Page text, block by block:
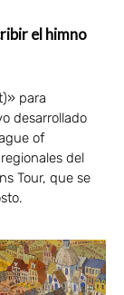
el himno
para
desarrollado
of
del
Tour, que se